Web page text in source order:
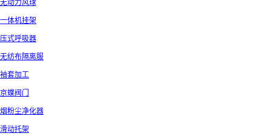
无动力风球
一体机挂架
压式呼吸器
无纺布隔离服
袖套加工
京蝶阀门
烟粉尘净化器
滑动托架